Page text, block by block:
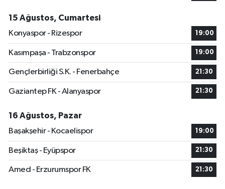
15 Ağustos, Cumartesi
Konyaspor - Rizespor
19:00
Kasımpaşa - Trabzonspor 19:00
Gençlerbirliği S.K. - Fenerbahçe 21:30
Gaziantep FK - Alanyaspor 21:30
16 Ağustos, Pazar
Başakşehir - Kocaelispor
19:00
Beşiktaş - Eyüpspor 21:30
Amed - Erzurumspor FK 21:30